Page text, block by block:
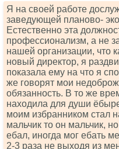
Я на своей работе
заведующей планово-
Естественно эта
профессионализм, а не
нашей организации, что
новый директор, я
показала ему на что я
же говорят мои
обязанность. В то же
находила для души
моим избранником стал
мальчик то он мальчик,
ебал, иногда мог ебать
2-3 раза не выходя из